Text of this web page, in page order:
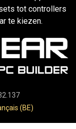
tot controllers
te kiezen.
(BE)